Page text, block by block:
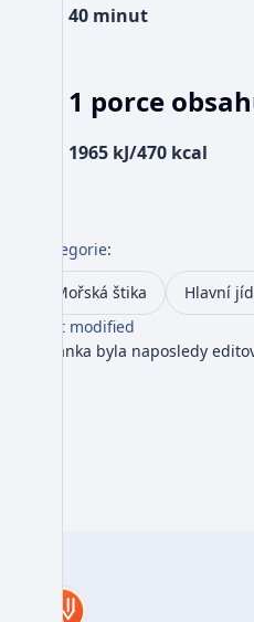
cca 40 minut
1 porce
cca 1965 kJ/470 kcal
Kategorie:
Mořská štika
Hlavní
Last modified
Stránka byla naposledy